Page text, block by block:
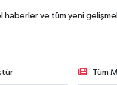
haberler ve tüm yeni
Tüm